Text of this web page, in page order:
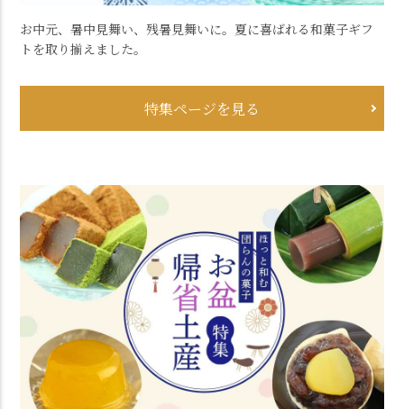
お中元、暑中見舞い、残暑見舞いに。夏に喜ばれる和菓子ギフ
トを取り揃えました。
特集ページを見る